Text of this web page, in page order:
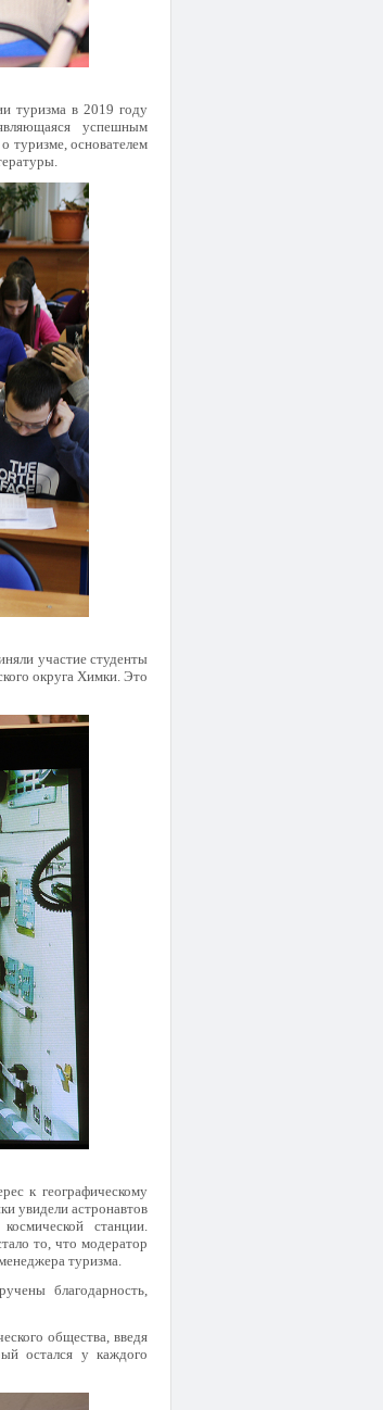
туризма в 2019 году
успешным
туризме, основателем
участие студенты
округа Химки. Это
к географическому
увидели астронавтов
станции.
то, что модератор
туризма.
благодарность,
общества, введя
остался у каждого